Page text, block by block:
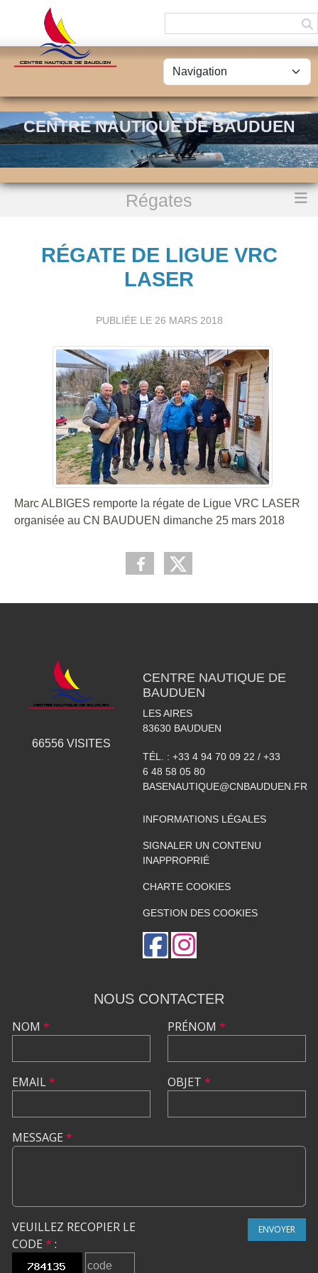
CENTRE NAUTIQUE DE BAUDUEN
Régates
Régate de Ligue VRC LASER
RÉGATE DE LIGUE VRC
LASER
PUBLIÉE LE 26 MARS 2018
Marc ALBIGES remporte la régate de Ligue VRC LASER
organisée au CN BAUDUEN dimanche 25 mars 2018
66556VISITES
CENTRE NAUTIQUE DE
BAUDUEN
LES AIRES
83630 BAUDUEN
TÉL. : +33 4 94 70 09 22 / +33
6 48 58 05 80
BASENAUTIQUE@CNBAUDUEN.FR
INFORMATIONS LÉGALES
SIGNALER UN CONTENU
INAPPROPRIÉ
CHARTE COOKIES
GESTION DES COOKIES
NOUS CONTACTER
NOM *
EMAIL*
PRÉNOM *
OBJET *
MESSAGE *
VEUILLEZ RECOPIER LE
CODE * :
ENVOYER
Panneau de gestion des cookies